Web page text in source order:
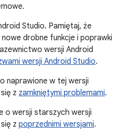
.
Studio. Pamiętaj, że
drobne funkcje i poprawki
wersji Android
wersji Android Studio.
naprawione w tej wersji
z zamkniętymi problemami.
o wersji starszych wersji
z poprzednimi wersjami.